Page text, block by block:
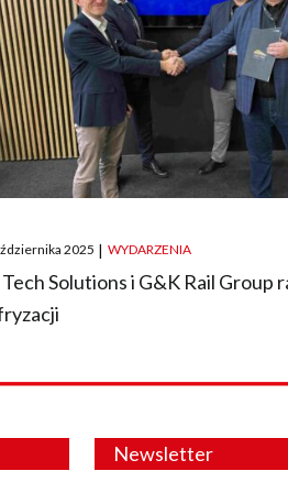
2025 | WYDARZENIA
Tech Solutions i G&K Rail Group
Newsletter